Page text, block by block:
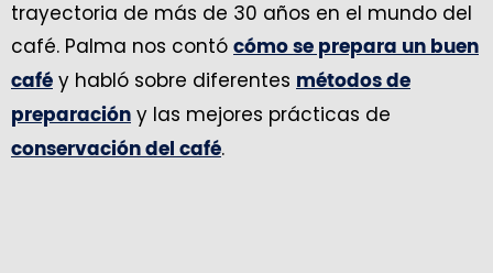
trayectoria de más de 30 años en el mundo del
café. Palma nos contó cómo se prepara un buen
café y habló sobre diferentes métodos de
preparación y las mejores prácticas de
conservación del café.